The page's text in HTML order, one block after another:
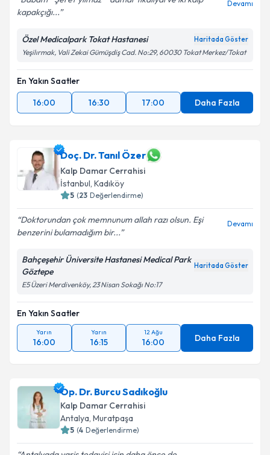
Metni'ni okudum ve kişisel verilerimin belirtilen
kapsamda işlenmesini kabul ediyorum.
Takvim Talebini Gönder
kapakçığı...
Devamı
Özel Medicalpark Tokat Hastanesi Haritada Göster
Yeşilırmak, Vali Zekai Gümüşdiş Cad. No:29, 60030 Tokat Merkez/Tokat
En Yakın Saatler
16:00
16:30 17:00 Daha Fazla
Doç. Dr. Tanıl Özer
Kalp Damar Cerrahisi
İstanbul, Kadıköy
5 (23 Değerlendirme)
Doktorundan çok memnunum allah razı olsun. Eşi
benzerini bulamadığım bir...
Devamı
Bahçeşehir Üniversite Hastanesi Medical Park
Göztepe
Haritada Göster
E5 Üzeri Merdivenköy, 23 Nisan Sokağı No:17
En Yakın Saatler
Yarın
16:00
Yarın
16:15
12 Ağu
16:00 Daha Fazla
Op. Dr. Burcu Sadıkoğlu
Kalp Damar Cerrahisi
Antalya, Muratpaşa
5 (4 Değerlendirme)